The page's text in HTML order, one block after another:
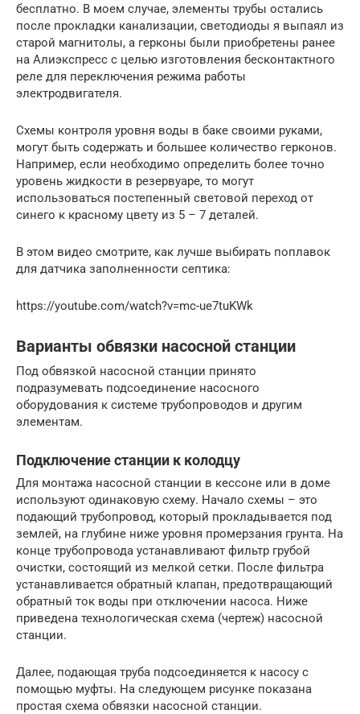
бесплатно. В моем случае, элементы трубы остались
после прокладки канализации, светодиоды я выпаял из
старой магнитолы, а герконы были приобретены ранее
на Алиэкспресс с целью изготовления бесконтактного
реле для переключения режима работы
электродвигателя.
Схемы контроля уровня воды в баке своими руками,
могут быть содержать и большее количество герконов.
Например, если необходимо определить более точно
уровень жидкости в резервуаре, то могут
использоваться постепенный световой переход от
синего к красному цвету из 5 – 7 деталей.
В этом видео смотрите, как лучше выбирать поплавок
для датчика заполненности септика:
https://youtube.com/watch?v=mc-ue7tuKWk
Варианты обвязки насосной станции
Под обвязкой насосной станции принято
подразумевать подсоединение насосного
оборудования к системе трубопроводов и другим
элементам.
Подключение станции к колодцу
Для монтажа насосной станции в кессоне или в доме
используют одинаковую схему. Начало схемы – это
подающий трубопровод, который прокладывается под
землей, на глубине ниже уровня промерзания грунта. На
конце трубопровода устанавливают фильтр грубой
очистки, состоящий из мелкой сетки. После фильтра
устанавливается обратный клапан, предотвращающий
обратный ток воды при отключении насоса. Ниже
приведена технологическая схема (чертеж) насосной
станции.
Далее, подающая труба подсоединяется к насосу с
помощью муфты. На следующем рисунке показана
простая схема обвязки насосной станции.